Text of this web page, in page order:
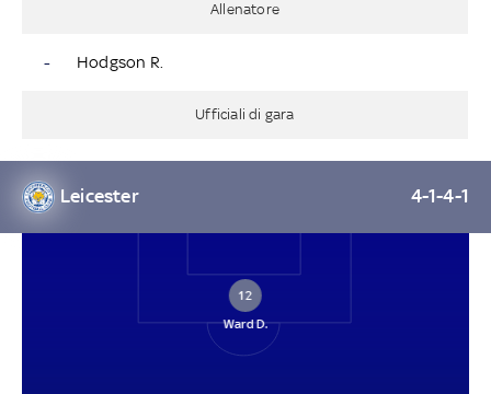
Allenatore
- Hodgson R.
Ufficiali di gara
Leicester 4-1-4-1
12
Ward D.